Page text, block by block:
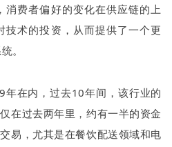
消费者偏好的变化在供应链的上
技术的投资，从而提供了一个更
。
年在内，过去10年间，该行业的
在过去两年里，约有一半的资金
易，尤其是在餐饮配送领域和电